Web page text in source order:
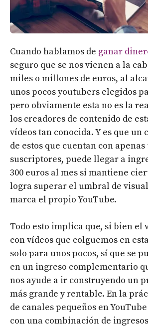
Cuando hablamos de ganar
seguro que se nos vienen a la
miles o millones de euros, al
unos pocos youtubers elegidos
pero obviamente esta no es la
los creadores de contenido de
vídeos tan conocida. Y es que un
de estos que cuentan con
suscriptores, puede llegar a
300 euros al mes si mantiene
logra superar el umbral de
marca el propio YouTube.
Todo esto implica que, si bien el
con vídeos que colguemos en
solo para unos pocos, sí que se
en un ingreso complementario
nos ayude a ir construyendo un
más grande y rentable. En la
de canales pequeños en
con una combinación de